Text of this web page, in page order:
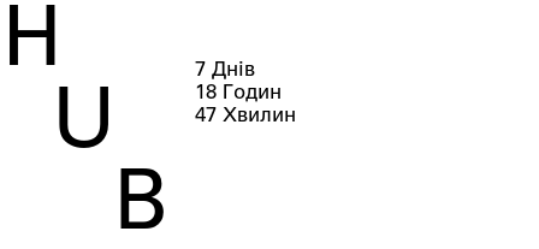
H
U
B
7 Днів
18 Годин
47 Хвилин